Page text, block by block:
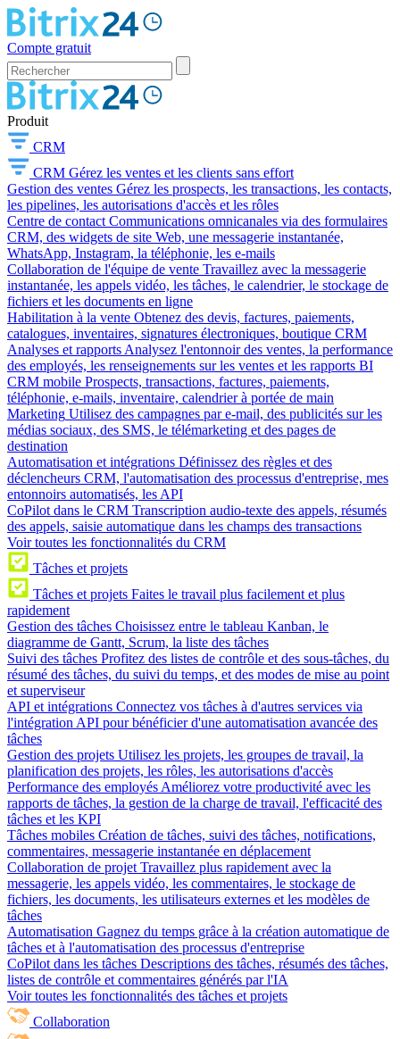
Compte gratuit
Produit
CRM
CRM Gérez les ventes et les clients sans effort
Gestion des ventes Gérez les prospects, les transactions, les contacts,
les pipelines, les autorisations d'accès et les rôles
Centre de contact Communications omnicanales via des formulaires
CRM, des widgets de site Web, une messagerie instantanée,
WhatsApp, Instagram, la téléphonie, les e-mails
Collaboration de l'équipe de vente Travaillez avec la messagerie
instantanée, les appels vidéo, les tâches, le calendrier, le stockage de
fichiers et les documents en ligne
Habilitation à la vente Obtenez des devis, factures, paiements,
catalogues, inventaires, signatures électroniques, boutique CRM
Analyses et rapports Analysez l'entonnoir des ventes, la performance
des employés, les renseignements sur les ventes et les rapports BI
CRM mobile Prospects, transactions, factures, paiements,
téléphonie, e-mails, inventaire, calendrier à portée de main
Marketing Utilisez des campagnes par e-mail, des publicités sur les
médias sociaux, des SMS, le télémarketing et des pages de
destination
Automatisation et intégrations Définissez des règles et des
déclencheurs CRM, l'automatisation des processus d'entreprise, mes
entonnoirs automatisés, les API
CoPilot dans le CRM Transcription audio-texte des appels, résumés
des appels, saisie automatique dans les champs des transactions
Voir toutes les fonctionnalités du CRM
Tâches et projets
Tâches et projets Faites le travail plus facilement et plus
rapidement
Gestion des tâches Choisissez entre le tableau Kanban, le
diagramme de Gantt, Scrum, la liste des tâches
Suivi des tâches Profitez des listes de contrôle et des sous-tâches, du
résumé des tâches, du suivi du temps, et des modes de mise au point
et superviseur
API et intégrations Connectez vos tâches à d'autres services via
l'intégration API pour bénéficier d'une automatisation avancée des
tâches
Gestion des projets Utilisez les projets, les groupes de travail, la
planification des projets, les rôles, les autorisations d'accès
Performance des employés Améliorez votre productivité avec les
rapports de tâches, la gestion de la charge de travail, l'efficacité des
tâches et les KPI
Tâches mobiles Création de tâches, suivi des tâches, notifications,
commentaires, messagerie instantanée en déplacement
Collaboration de projet Travaillez plus rapidement avec la
messagerie, les appels vidéo, les commentaires, le stockage de
fichiers, les documents, les utilisateurs externes et les modèles de
tâches
Automatisation Gagnez du temps grâce à la création automatique de
tâches et à l'automatisation des processus d'entreprise
CoPilot dans les tâches Descriptions des tâches, résumés des tâches,
listes de contrôle et commentaires générés par l'IA
Voir toutes les fonctionnalités des tâches et projets
Collaboration